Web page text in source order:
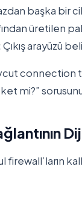
başka bir
üretilen
Çıkış arayüzü
mi?”